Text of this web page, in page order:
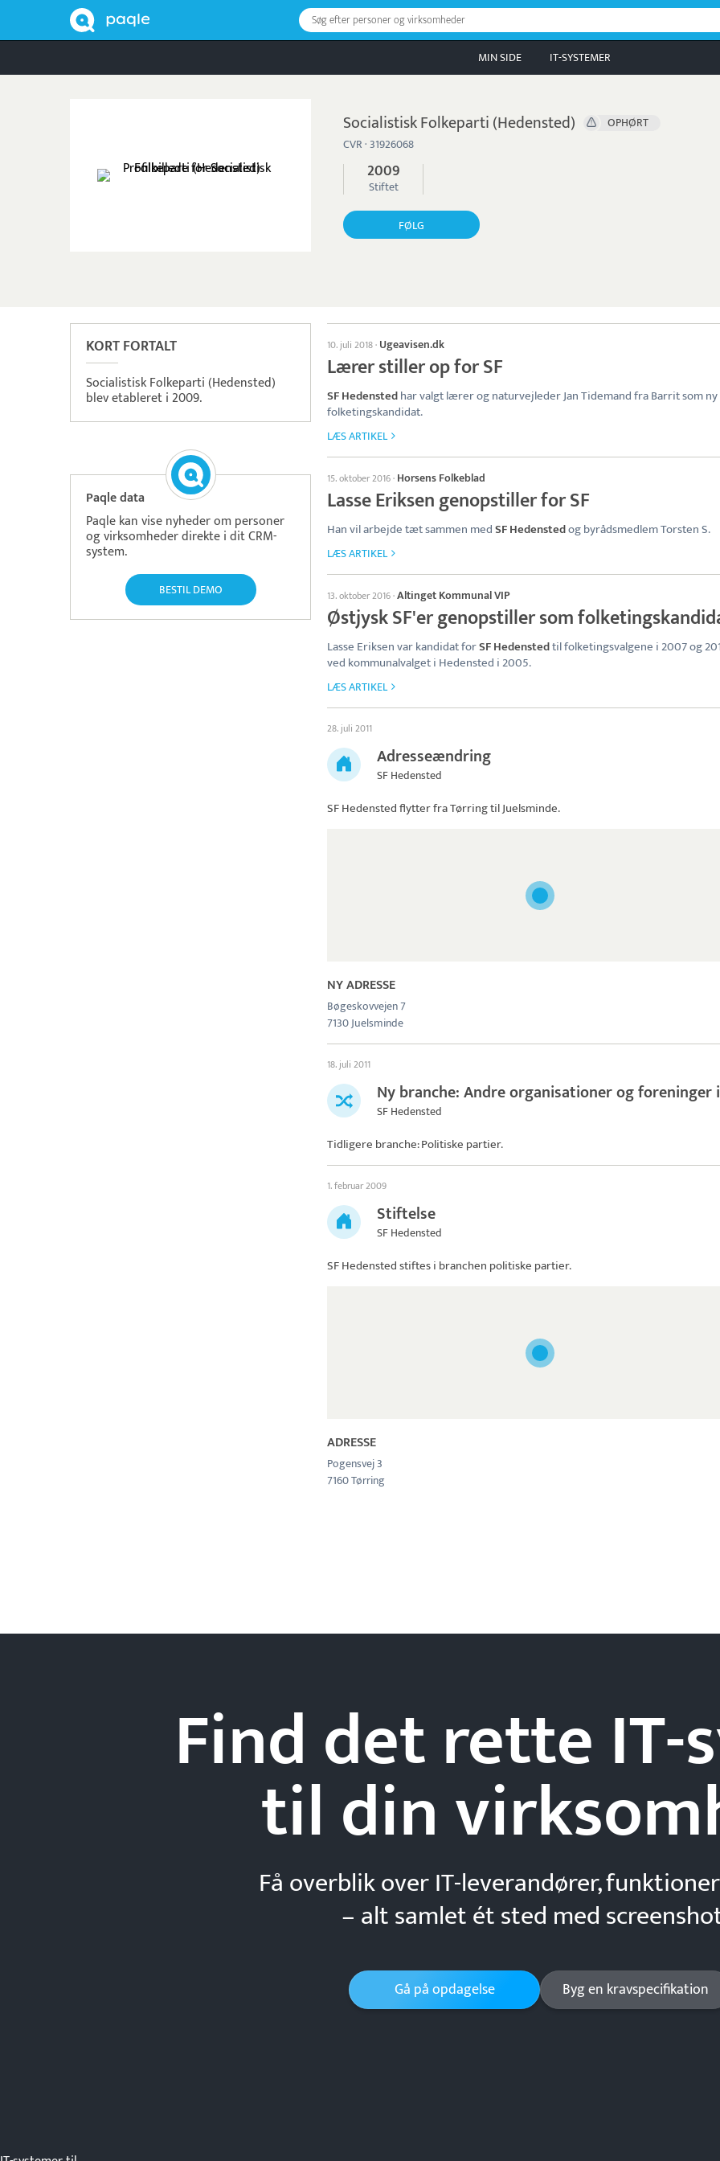
Søg efter personer og virksomheder
MIN SIDE IT-SYSTEMER
Socialistisk Folkeparti (Hedensted)
OPHØRT
CVR · 31926068
2009
Stiftet
FØLG
KORT FORTALT
Socialistisk Folkeparti (Hedensted)
blev etableret i 2009.
Paqle data
Paqle kan vise nyheder om personer
og virksomheder direkte i dit CRM-
system.
BESTIL DEMO
10. juli 2018· Ugeavisen.dk
Lærer stiller op for SF
SF Hedenstedhar valgt lærer og naturvejleder Jan Tidemand fra Barrit som ny
folketingskandidat.
LÆS ARTIKEL
15. oktober 2016· Horsens Folkeblad
Lasse Eriksen genopstiller for SF
Han vil arbejde tæt sammen medSF Hedenstedog byrådsmedlem Torsten S.
LÆS ARTIKEL
13. oktober 2016·Altinget Kommunal VIP
Østjysk SF'er genopstiller som
Lasse Eriksen var kandidat forSF Hedenstedtil folketingsvalgene i 2007 og
ved kommunalvalget i Hedensted i 2005.
LÆS ARTIKEL
28. juli 2011
Adresseændring
SF Hedensted
SF Hedenstedflytter fra Tørring til Juelsminde.
NY ADRESSE
Bøgeskovvejen 7
7130 Juelsminde
18. juli 2011
Ny branche: Andre organisationer og foreninger
SF Hedensted
Tidligere branche: Politiske partier.
1. februar 2009
Stiftelse
SF Hedensted
SF Hedenstedstiftes i branchen politiske partier.
ADRESSE
Pogensvej 3
7160 Tørring
Find det rette IT-
tildin
Få overblik over IT-leverandører,
– alt samlet ét sted med
Gå på opdagelse Byg en kravspecifikation